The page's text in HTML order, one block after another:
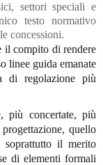
settori speciali e
testo normativo
concessioni.
il compito di rendere
linee guida emanate
di regolazione più
più concertate, più
quello
soprattutto il merito
di elementi formali